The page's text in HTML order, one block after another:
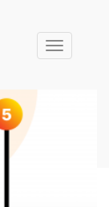
Toggle